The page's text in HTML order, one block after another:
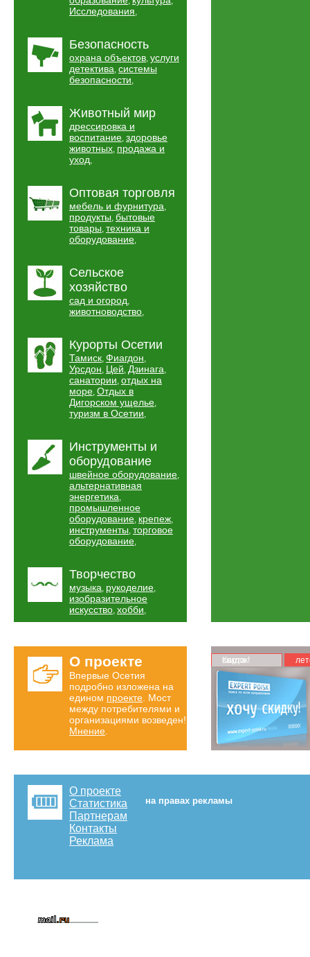
Исследования,
Безопасность
охрана объектов, услуги
детектива, системы
безопасности,
Животный мир
дрессировка и
воспитание, здоровье
животных, продажа и
уход,
Оптовая торговля
мебель и фурнитура,
продукты, бытовые
товары, техника и
оборудование,
Сельское
хозяйство
сад и огород,
животноводство,
Курорты Осетии
Тамиск, Фиагдон,
Урсдон, Цей, Дзинага,
санатории, отдых на
море, Отдых в
Дигорском ущелье,
туризм в Осетии,
Инструменты и
оборудование
швейное оборудование,
альтернативная
энергетика,
промышленное
оборудование, крепеж,
инструменты, торговое
оборудование,
Творчество
музыка, рукоделие,
изобразительное
искусство, хобби,
О проекте
Впервые Осетия
подробно изложена на
едином проекте . Мост
между потребителями и
организациями возведен!
Мнение
Карта скидок!
О проекте
Статистика
Партнерам
Контакты
Реклама
на правах рекламы